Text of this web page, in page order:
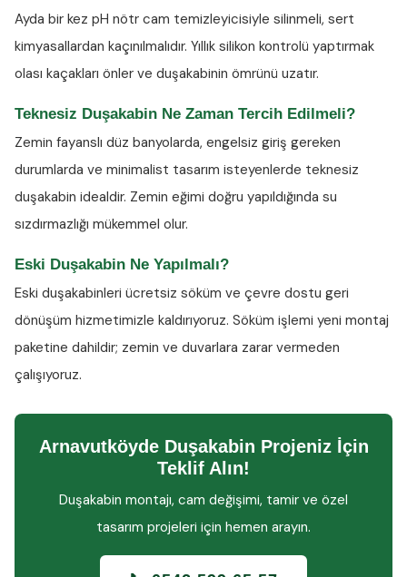
Ayda bir kez pH nötr cam temizleyicisiyle silinmeli, sert
kimyasallardan kaçınılmalıdır. Yıllık silikon kontrolü yaptırmak
olası kaçakları önler ve duşakabinin ömrünü uzatır.
Teknesiz Duşakabin Ne Zaman Tercih Edilmeli?
Zemin fayanslı düz banyolarda, engelsiz giriş gereken
durumlarda ve minimalist tasarım isteyenlerde teknesiz
duşakabin idealdir. Zemin eğimi doğru yapıldığında su
sızdırmazlığı mükemmel olur.
Eski Duşakabin Ne Yapılmalı?
Eski duşakabinleri ücretsiz söküm ve çevre dostu geri
dönüşüm hizmetimizle kaldırıyoruz. Söküm işlemi yeni montaj
paketine dahildir; zemin ve duvarlara zarar vermeden
çalışıyoruz.
Arnavutköyde Duşakabin Projeniz İçin
Teklif Alın!
Duşakabin montajı, cam değişimi, tamir ve özel
tasarım projeleri için hemen arayın.